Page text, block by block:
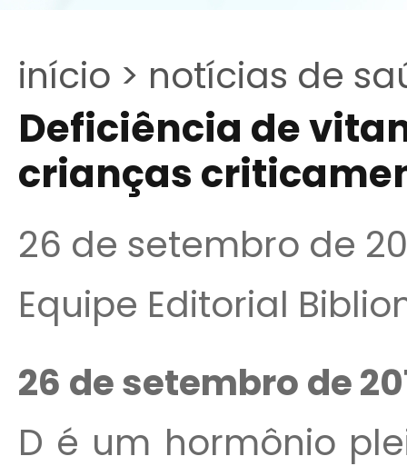
início > notícias de
Deficiência de
crianças
26 de setembro de
Equipe Editorial
26 de setembro de
D é um hormônio